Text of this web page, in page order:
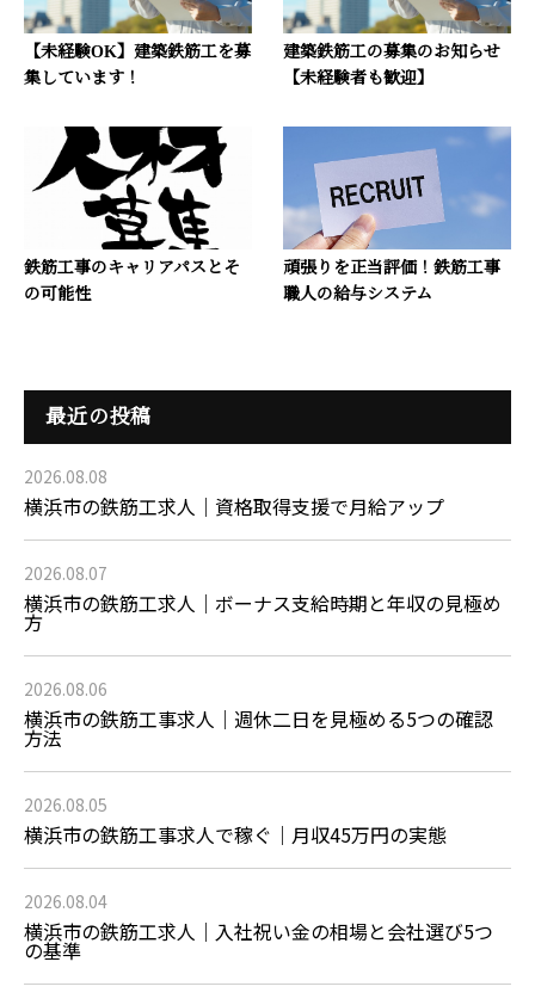
【未経験OK】建築鉄筋工を募
集しています！
建築鉄筋工の募集のお知らせ
【未経験者も歓迎】
鉄筋工事のキャリアパスとそ
の可能性
頑張りを正当評価！鉄筋工事
職人の給与システム
最近の投稿
2026.08.08
横浜市の鉄筋工求人｜資格取得支援で月給アップ
2026.08.07
横浜市の鉄筋工求人｜ボーナス支給時期と年収の見極め
方
2026.08.06
横浜市の鉄筋工事求人｜週休二日を見極める5つの確認
方法
2026.08.05
横浜市の鉄筋工事求人で稼ぐ｜月収45万円の実態
2026.08.04
横浜市の鉄筋工求人｜入社祝い金の相場と会社選び5つ
の基準